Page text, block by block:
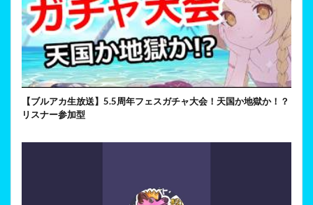
【ブルアカ生放送】5.5周年フェスガチャ大会！天国か地獄か！？
リスナー参加型